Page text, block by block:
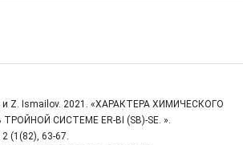
и Z. Ismailov. 2021. «ХАРАКТЕРА ХИМИЧЕСКОГО
СИСТЕМЕ ER-BI (SB)-SE. ».
2 (1(82), 63-67.